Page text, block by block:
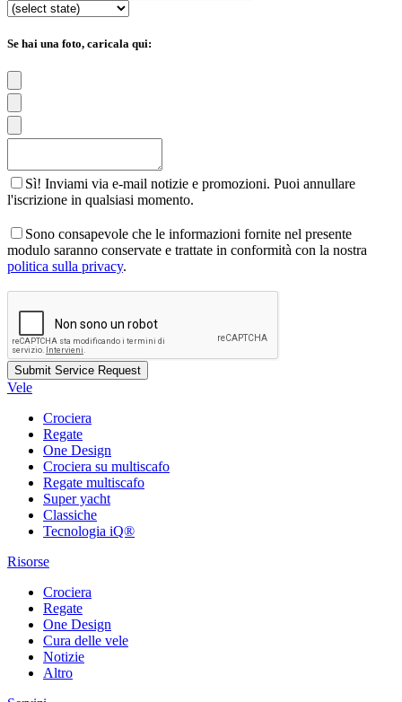
Se hai una foto, caricala qui:
Sì! Inviami via e-mail notizie e promozioni. Puoi annullare
l'iscrizione in qualsiasi momento.
Sono consapevole che le informazioni fornite nel presente
modulo saranno conservate e trattate in conformità con la nostra
politica sulla privacy.
Vele
Crociera
Regate
One Design
Crociera su multiscafo
Regate multiscafo
Super yacht
Classiche
Tecnologia iQ®
Risorse
Crociera
Regate
One Design
Cura delle vele
Notizie
Altro